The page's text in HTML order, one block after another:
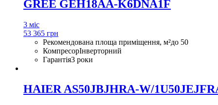
GREE GEH18AA-K6DNA1F
3 міс
53 365 грн
Рекомендована площа приміщення, м²до 50
КомпресорІнверторний
Гарантія3 роки
HAIER AS50JBJHRA-W/